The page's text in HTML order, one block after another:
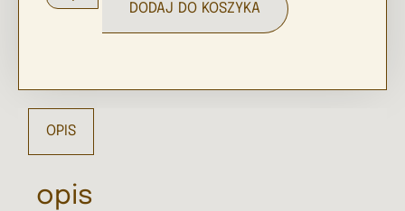
DODAJ DO KOSZYKA
OPIS
opis